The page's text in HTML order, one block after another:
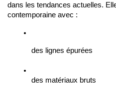
dans les tendances actuelles.
contemporaine avec :
des lignes épurées
des matériaux bruts